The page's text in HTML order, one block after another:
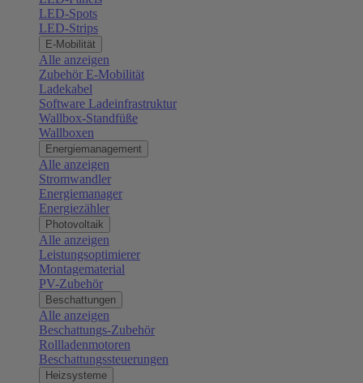
LED-Spots
LED-Strips
E-Mobilität
Alle anzeigen
Zubehör E-Mobilität
Ladekabel
Software Ladeinfrastruktur
Wallbox-Standfüße
Wallboxen
Energiemanagement
Alle anzeigen
Stromwandler
Energiemanager
Energiezähler
Photovoltaik
Alle anzeigen
Leistungsoptimierer
Montagematerial
PV-Zubehör
Beschattungen
Alle anzeigen
Beschattungs-Zubehör
Rollladenmotoren
Beschattungssteuerungen
Heizsysteme